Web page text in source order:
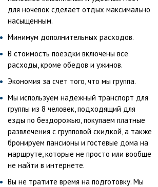
для ночевок сделает отдых максимально
насыщенным.
Минимум дополнительных расходов.
В стоимость поездки включены все
расходы, кроме обедов и ужинов.
Экономия за счет того, что мы группа.
Мы используем надежный транспорт для
группы из 8 человек, подходящий для
езды по бездорожью, покупаем платные
развлечения с групповой скидкой, а также
бронируем пансионы и гостевые дома на
маршруте, которые не просто или вообще
не найти в интернете.
Вы не тратите время на подготовку. Мы